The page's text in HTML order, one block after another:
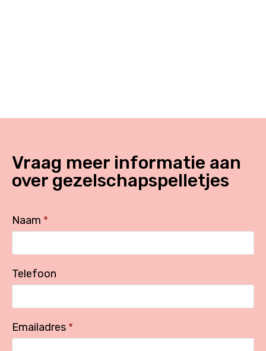
Vraag meer informatie aan
over gezelschapspelletjes
Naam *
Telefoon
Emailadres *